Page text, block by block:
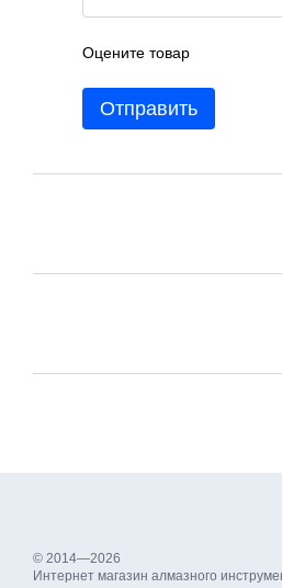
Оцените товар
Отправить
© 2014—2026
Интернет магазин алмазного